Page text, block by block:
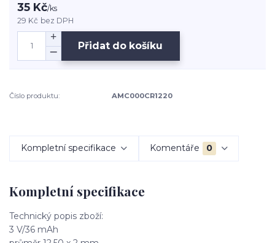
35 Kč/ks
29 Kč bez DPH
Přidat do košíku
Číslo produktu: AMC000CR1220
Kompletní specifikace Komentáře 0
Kompletní specifikace
Technický popis zboží:
3 V/36 mAh